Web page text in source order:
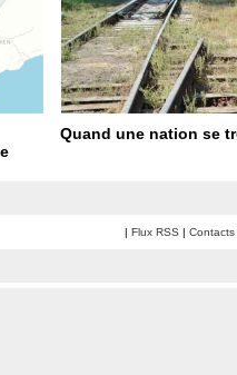
Quand une nation se
| Flux RSS | Contacts